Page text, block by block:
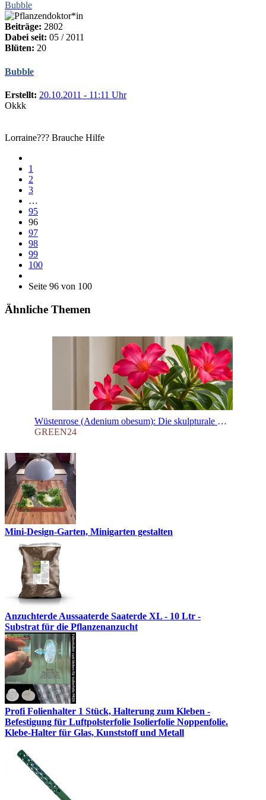
Bubble
Beiträge: 2802
Dabei seit: 05 / 2011
Blüten: 20
Bubble
Erstellt: 20.10.2011 - 11:11 Uhr
Okkk
Lorraine??? Brauche Hilfe
1
2
3
…
95
96
97
98
99
100
Seite 96 von 100
Ähnliche Themen
Wüstenrose (Adenium obesum): Die skulpturale Schönheit für dein Zuhause – Infos zu Pflege, Sorten und dem Geheimnis des dicken Caudex
GREEN24
Mini-Design-Garten, Minigarten gestalten
Anzuchterde Aussaaterde Saaterde XL - 10 Ltr -
Substrat für die Pflanzenanzucht
Profi Folienhalter 1 Stück, Halterung zum Kleben -
Befestigung für Luftpolsterfolie Isolierfolie Noppenfolie.
Klebe-Halter für Glas, Kunststoff und Metall